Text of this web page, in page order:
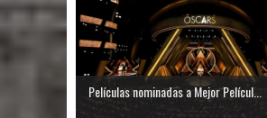
Películas nominadas a Mejor Películ...